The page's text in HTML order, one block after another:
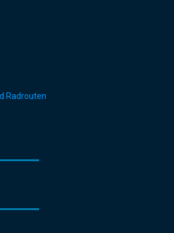
Radrouten